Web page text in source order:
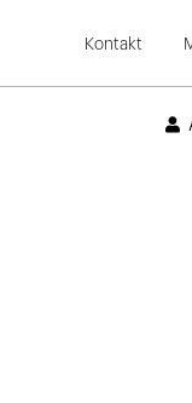
Kontakt